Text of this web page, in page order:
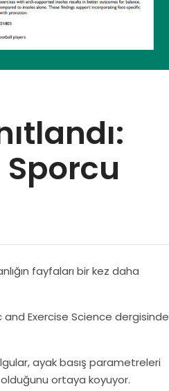
Sporcu
fayfaları bir kez daha
and Exercise Science dergisinde
ayak basış parametreleri
ortaya koyuyor.